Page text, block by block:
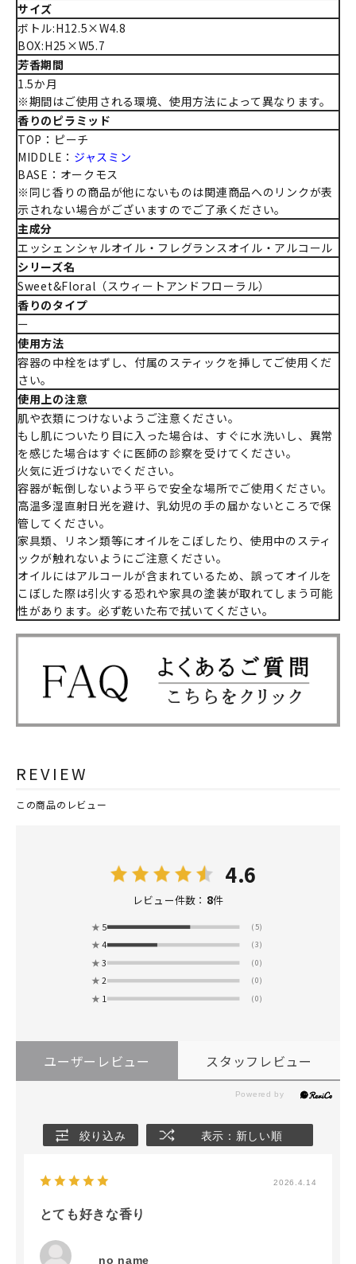
サイズ
ボトル:H12.5×W4.8
BOX:H25×W5.7
芳香期間
1.5か月
※期間はご使用される環境、使用方法によって異なります。
香りのピラミッド
TOP：ピーチ
MIDDLE： ジャスミン
BASE：オークモス
※同じ香りの商品が他にないものは関連商品へのリンクが表
示されない場合がございますのでご了承ください。
主成分
エッシェンシャルオイル・フレグランスオイル・アルコール
シリーズ名
Sweet&Floral（スウィートアンドフローラル）
香りのタイプ
ー
使用方法
容器の中栓をはずし、付属のスティックを挿してご使用くだ
さい。
使用上の注意
肌や衣類につけないようご注意ください。
もし肌についたり目に入った場合は、すぐに水洗いし、異常
を感じた場合はすぐに医師の診察を受けてください。
火気に近づけないでください。
容器が転倒しないよう平らで安全な場所でご使用ください。
高温多湿直射日光を避け、乳幼児の手の届かないところで保
管してください。
家具類、リネン類等にオイルをこぼしたり、使用中のスティ
ックが触れないようにご注意ください。
オイルにはアルコールが含まれているため、誤ってオイルを
こぼした際は引火する恐れや家具の塗装が取れてしまう可能
性があります。必ず乾いた布で拭いてください。
REVIEW
この商品のレビュー
4.6
レビュー件数： 8件
★ 5 (5)
★ 4 (3)
★ 3 (0)
★ 2 (0)
★ 1 (0)
ユーザーレビュー スタッフレビュー
絞り込み 表示：新しい順
2026.4.14
とても好きな香り
no name